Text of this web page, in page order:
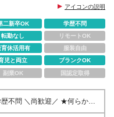
アイコンの説明
二新卒OK
学歴不問
転勤なし
リモートOK
育休活用有
服装自由
児と両立
ブランクOK
副業OK 国認定取得
★何らかの
ような方も歓